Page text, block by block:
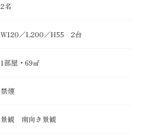
2名
W120／L200／H55 2台
1部屋・69㎡
禁煙
景観 南向き景観